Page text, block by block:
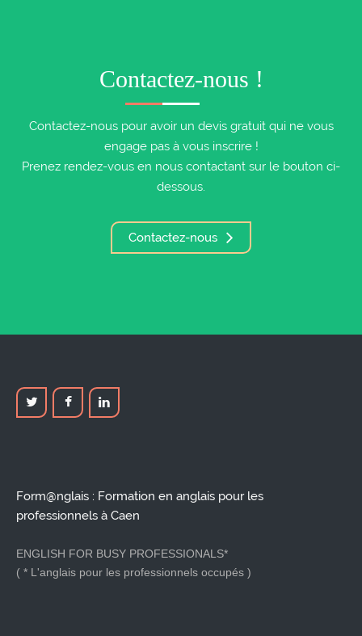
Contactez-nous !
Contactez-nous pour avoir un devis gratuit qui ne vous
engage pas à vous inscrire !
Prenez rendez-vous en nous contactant sur le bouton ci-
dessous.
Contactez-nous
Form@nglais : Formation en anglais pour les
professionnels à Caen
ENGLISH FOR BUSY PROFESSIONALS*
( * L'anglais pour les professionnels occupés )